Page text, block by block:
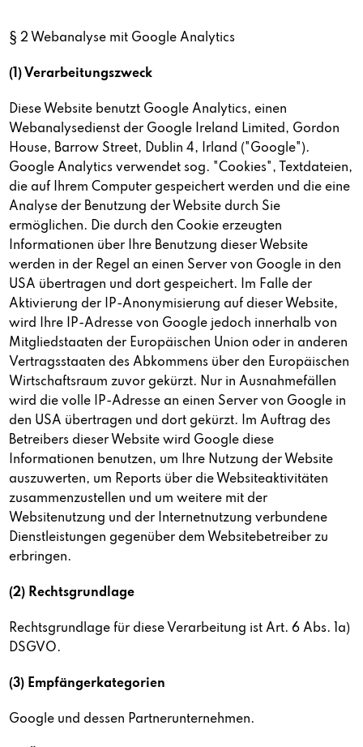
§ 2 Webanalyse mit Google Analytics
(1) Verarbeitungszweck
Diese Website benutzt Google Analytics, einen
Webanalysedienst der Google Ireland Limited, Gordon
House, Barrow Street, Dublin 4, Irland ("Google").
Google Analytics verwendet sog. "Cookies", Textdateien,
die auf Ihrem Computer gespeichert werden und die eine
Analyse der Benutzung der Website durch Sie
ermöglichen. Die durch den Cookie erzeugten
Informationen über Ihre Benutzung dieser Website
werden in der Regel an einen Server von Google in den
USA übertragen und dort gespeichert. Im Falle der
Aktivierung der IP-Anonymisierung auf dieser Website,
wird Ihre IP-Adresse von Google jedoch innerhalb von
Mitgliedstaaten der Europäischen Union oder in anderen
Vertragsstaaten des Abkommens über den Europäischen
Wirtschaftsraum zuvor gekürzt. Nur in Ausnahmefällen
wird die volle IP-Adresse an einen Server von Google in
den USA übertragen und dort gekürzt. Im Auftrag des
Betreibers dieser Website wird Google diese
Informationen benutzen, um Ihre Nutzung der Website
auszuwerten, um Reports über die Websiteaktivitäten
zusammenzustellen und um weitere mit der
Websitenutzung und der Internetnutzung verbundene
Dienstleistungen gegenüber dem Websitebetreiber zu
erbringen.
(2) Rechtsgrundlage
Rechtsgrundlage für diese Verarbeitung ist Art. 6 Abs. 1a)
DSGVO.
(3) Empfängerkategorien
Google und dessen Partnerunternehmen.